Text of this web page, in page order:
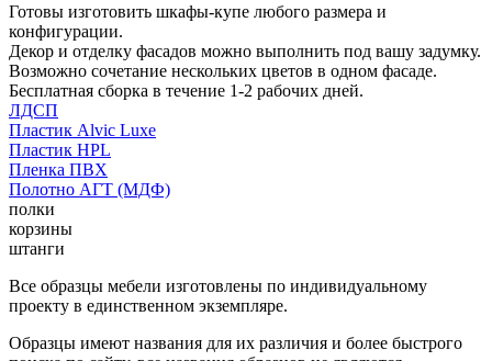
Готовы изготовить шкафы-купе любого размера и
конфигурации.
Декор и отделку фасадов можно выполнить под вашу задумку.
Возможно сочетание нескольких цветов в одном фасаде.
Бесплатная сборка в течение 1-2 рабочих дней.
ЛДСП
Пластик Alvic Luxe
Пластик HPL
Пленка ПВХ
Полотно АГТ (МДФ)
полки
корзины
штанги
Все образцы мебели изготовлены по индивидуальному
проекту в единственном экземпляре.
Образцы имеют названия для их различия и более быстрого